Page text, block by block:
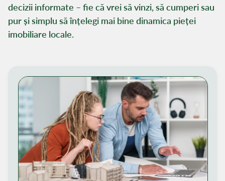
decizii informate – fie că vrei să vinzi, să cumperi sau
pur și simplu să înțelegi mai bine dinamica pieței
imobiliare locale.